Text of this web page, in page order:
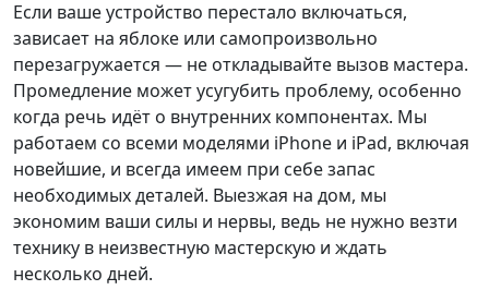
Если ваше устройство перестало включаться,
зависает на яблоке или самопроизвольно
перезагружается — не откладывайте вызов мастера.
Промедление может усугубить проблему, особенно
когда речь идёт о внутренних компонентах. Мы
работаем со всеми моделями iPhone и iPad, включая
новейшие, и всегда имеем при себе запас
необходимых деталей. Выезжая на дом, мы
экономим ваши силы и нервы, ведь не нужно везти
технику в неизвестную мастерскую и ждать
несколько дней.